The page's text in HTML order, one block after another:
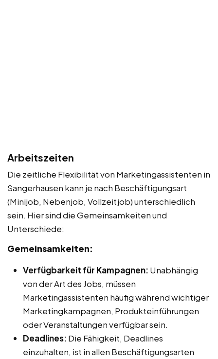
Arbeitszeiten
Die zeitliche Flexibilität von Marketingassistenten in
Sangerhausen kann je nach Beschäftigungsart
(Minijob, Nebenjob, Vollzeitjob) unterschiedlich
sein. Hier sind die Gemeinsamkeiten und
Unterschiede:
Gemeinsamkeiten:
Verfügbarkeit für Kampagnen: Unabhängig
von der Art des Jobs, müssen
Marketingassistenten häufig während wichtiger
Marketingkampagnen, Produkteinführungen
oder Veranstaltungen verfügbar sein.
Deadlines: Die Fähigkeit, Deadlines
einzuhalten, ist in allen Beschäftigungsarten